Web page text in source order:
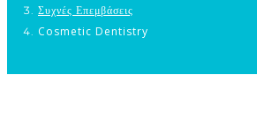
Συχνές Επεμβάσεις
Cosmetic Dentistry